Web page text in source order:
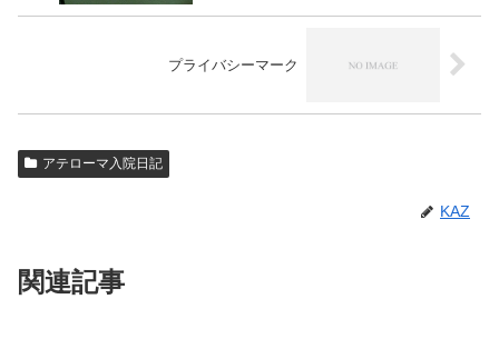
プライバシーマーク
アテローマ入院日記
KAZ
関連記事